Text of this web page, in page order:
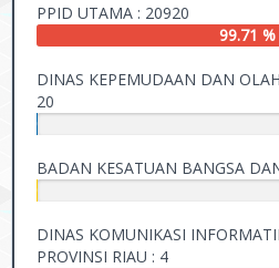
PPID UTAMA : 20920
99.71 %
DINAS KEPEMUDAAN DAN
20
0.10
BADAN KESATUAN BANGSA
0.03
DINAS KOMUNIKASI
PROVINSI RIAU : 4